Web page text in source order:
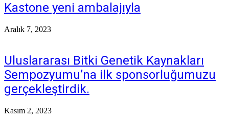
Kastone yeni ambalajıyla
Aralık 7, 2023
Uluslararası Bitki Genetik Kaynakları
Sempozyumu’na ilk sponsorluğumuzu
gerçekleştirdik.
Kasım 2, 2023